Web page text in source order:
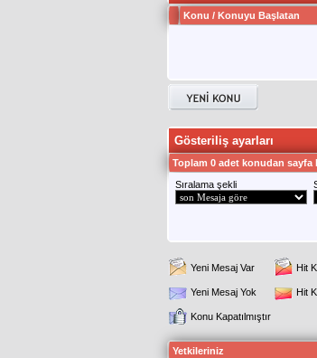
Konu / Konuyu Başlatan
Gösteriliş ayarları
Toplam 0 adet konudan
Sıralama şekli
Yeni Mesaj Var Hit
Yeni Mesaj Yok Hit
Konu Kapatılmıştır
Yetkileriniz